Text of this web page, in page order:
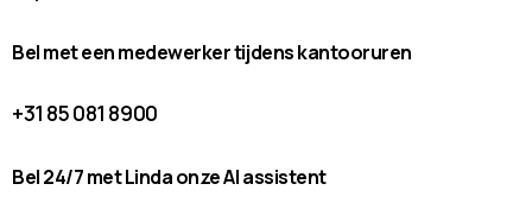
Bel met een medewerker tijdens kantooruren
+31 85 081 8900
Bel 24/7 met Linda onze AI assistent